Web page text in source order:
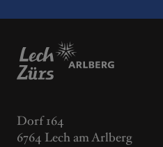
Dorf 164
6764 Lech am Arlberg